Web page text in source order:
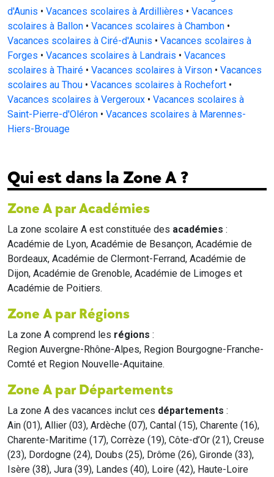
d'Aunis • Vacances scolaires à Ardillières • Vacances
scolaires à Ballon • Vacances scolaires à Chambon •
Vacances scolaires à Ciré-d'Aunis • Vacances scolaires à
Forges • Vacances scolaires à Landrais • Vacances
scolaires à Thairé • Vacances scolaires à Virson • Vacances
scolaires au Thou • Vacances scolaires à Rochefort •
Vacances scolaires à Vergeroux • Vacances scolaires à
Saint-Pierre-d'Oléron • Vacances scolaires à Marennes-
Hiers-Brouage
Qui est dans la Zone A ?
Zone A par Académies
La zone scolaire A est constituée des académies :
Académie de Lyon, Académie de Besançon, Académie de
Bordeaux, Académie de Clermont-Ferrand, Académie de
Dijon, Académie de Grenoble, Académie de Limoges et
Académie de Poitiers.
Zone A par Régions
La zone A comprend les régions :
Region Auvergne-Rhône-Alpes, Region Bourgogne-Franche-
Comté et Region Nouvelle-Aquitaine.
Zone A par Départements
La zone A des vacances inclut ces départements :
Ain (01), Allier (03), Ardèche (07), Cantal (15), Charente (16),
Charente-Maritime (17), Corrèze (19), Côte-d’Or (21), Creuse
(23), Dordogne (24), Doubs (25), Drôme (26), Gironde (33),
Isère (38), Jura (39), Landes (40), Loire (42), Haute-Loire